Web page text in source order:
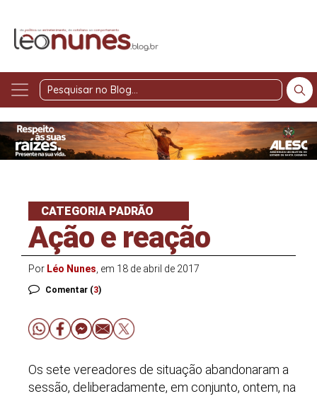
Pesquisar
Blog
CATEGORIA PADRÃO
Ação e reação
Por Léo Nunes , em 18 de abril de 2017
Comentar (3)
Os sete vereadores de situação abandonaram a
sessão, deliberadamente, em conjunto, ontem, na